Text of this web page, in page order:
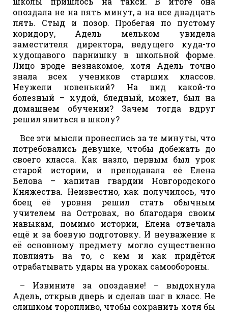
опоздала не на пять минут, а на все двадцать
пять. Стыд и позор. Пробегая по пустому
коридору, Адель мельком увидела
заместителя директора, ведущего куда-то
худощавого парнишку в школьной форме.
Лицо вроде незнакомое, хотя Адель точно
знала всех учеников старших классов.
Неужели новенький? На вид какой-то
болезный – худой, бледный, может, был на
домашнем обучении? Зачем тогда вдруг
решил явиться в школу?
Все эти мысли пронеслись за те минуты, что
потребовались девушке, чтобы добежать до
своего класса. Как назло, первым был урок
старой истории, и преподавала её Елена
Белова – капитан гвардии Новгородского
Княжества. Неизвестно, как получилось, что
боец её уровня решил стать обычным
учителем на Островах, но благодаря своим
навыкам, помимо истории, Елена отвечала
ещё и за боевую подготовку. И неуважение к
её основному предмету могло существенно
повлиять на то, с кем и как придётся
отрабатывать удары на уроках самообороны.
– Извините за опоздание! – выдохнула
Адель, открыв дверь и сделав шаг в класс. Не
слишком торопливо, чтобы сохранить хотя бы